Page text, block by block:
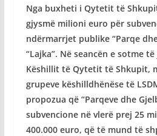
Nga buxheti i Qytetit të
gjysmë milioni euro për
ndërmarrjet publike “Parqe
“Lajka”. Në seancën e sotme
Këshillit të Qytetit të Shkupit,
grupeve këshilldhënëse të
propozua që “Parqeve dhe
subvencione në vlerë prej 25
400.000 euro, që të mund të